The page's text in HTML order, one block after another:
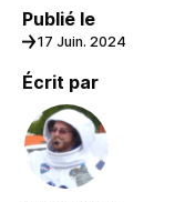
Publié le
17 Juin. 2024
Écrit par